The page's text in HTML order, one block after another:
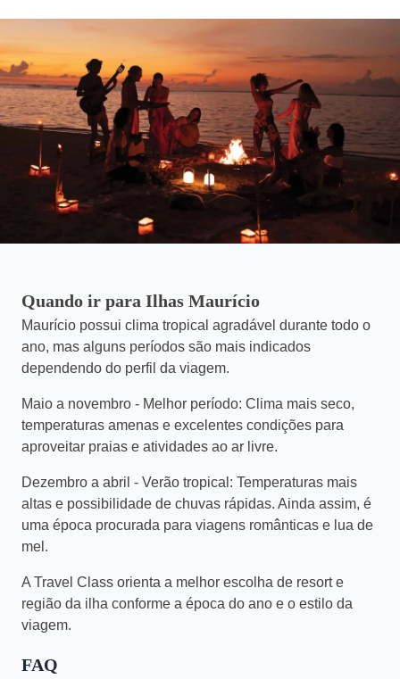
Quando ir para Ilhas Maurício
Maurício possui clima tropical agradável durante todo o
ano, mas alguns períodos são mais indicados
dependendo do perfil da viagem.
Maio a novembro - Melhor período: Clima mais seco,
temperaturas amenas e excelentes condições para
aproveitar praias e atividades ao ar livre.
Dezembro a abril - Verão tropical: Temperaturas mais
altas e possibilidade de chuvas rápidas. Ainda assim, é
uma época procurada para viagens românticas e lua de
mel.
A Travel Class orienta a melhor escolha de resort e
região da ilha conforme a época do ano e o estilo da
viagem.
FAQ